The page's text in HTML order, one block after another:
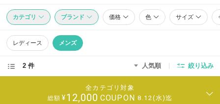
カテゴリ ブランド 価格 色 サイズ
レディース メンズ
2 件 人気順 絞り込み
全カテゴリ対象
総額 ¥12,000 COUPON 8.12(水)迄